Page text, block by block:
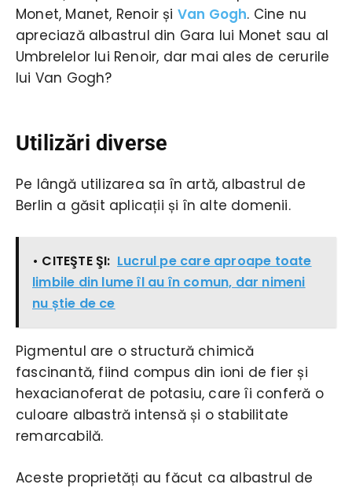
Monet, Manet, Renoir și Van Gogh. Cine nu
apreciază albastrul din Gara lui Monet sau al
Umbrelelor lui Renoir, dar mai ales de cerurile
lui Van Gogh?
Utilizări diverse
Pe lângă utilizarea sa în artă, albastrul de
Berlin a găsit aplicații și în alte domenii.
• CITEŞTE ŞI: Lucrul pe care aproape toate
limbile din lume îl au în comun, dar nimeni
nu știe de ce
Pigmentul are o structură chimică
fascinantă, fiind compus din ioni de fier și
hexacianoferat de potasiu, care îi conferă o
culoare albastră intensă și o stabilitate
remarcabilă.
Aceste proprietăți au făcut ca albastrul de